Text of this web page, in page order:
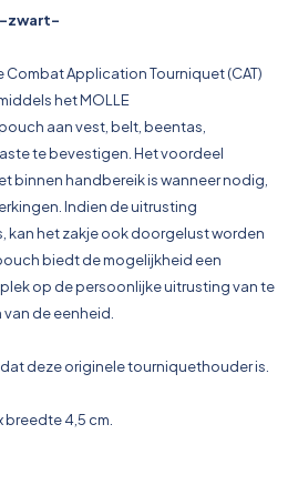
-zwart-
Application Tourniquet (CAT)
het MOLLE
aan vest, belt, beentas,
te bevestigen. Het voordeel
binnen handbereik is wanneer nodig,
Indien de uitrusting
kan het zakje ook doorgelust worden
biedtde mogelijkheid een
op de persoonlijke uitrusting van te
de eenheid.
deze originele tourniquethouder is.
breedte 4,5 cm.